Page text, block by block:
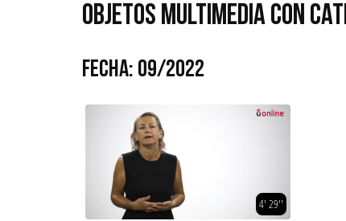
OBJETOS MULTIMEDIA CON
FECHA: 09/2022
4' 29''